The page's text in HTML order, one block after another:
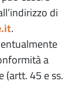
di
.
a
(artt. 45 e ss.